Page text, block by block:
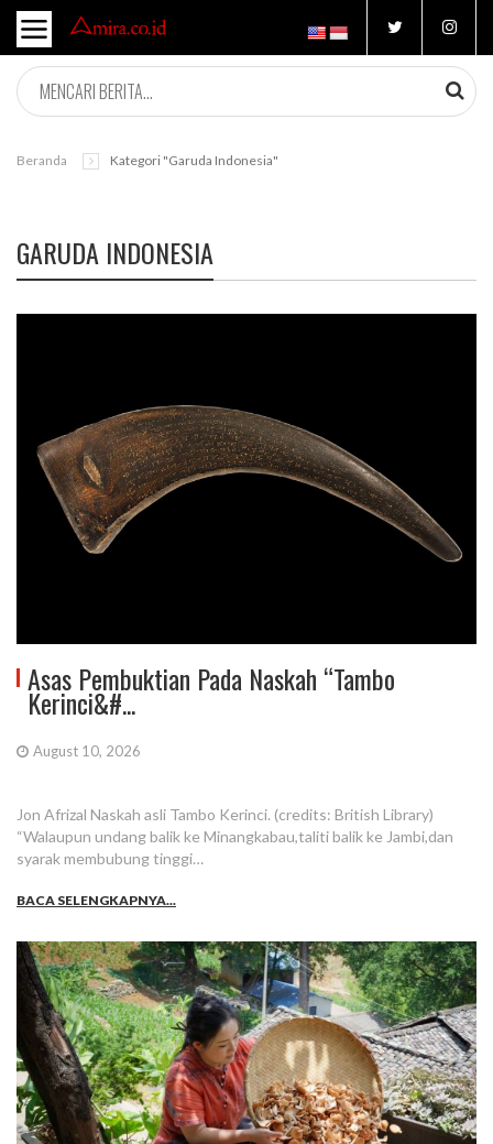
Beranda Kategori "garuda Indonesia"
GARUDA INDONESIA
Asas Pembuktian Pada Naskah “Tambo
Kerinci&#...
August 10, 2026
Jon Afrizal Naskah asli Tambo Kerinci. (credits: British Library)
“Walaupun undang balik ke Minangkabau,taliti balik ke Jambi,dan
syarak membubung tinggi…
BACA SELENGKAPNYA...